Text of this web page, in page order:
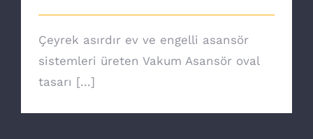
Çeyrek asırdır ev ve engelli asansör
sistemleri üreten Vakum Asansör oval
tasarı [...]